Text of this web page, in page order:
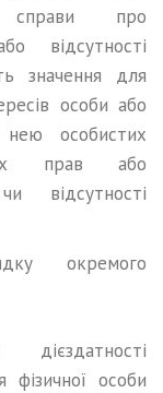
справи про
відсутності
значення для
особи або
нею особистих
прав або
відсутності
окремого
фізичної особи